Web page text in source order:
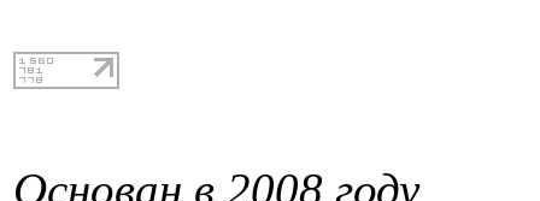
Основан в 2008 году